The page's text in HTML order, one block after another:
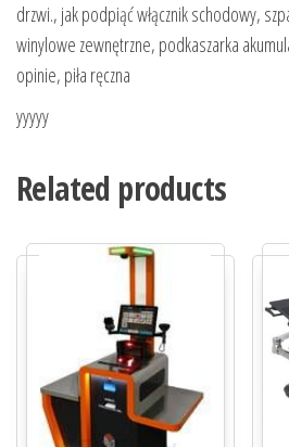
drzwi., jak podpiąć włącznik schodowy,
winylowe zewnętrzne, podkaszarka
opinie, piła ręczna
yyyyy
Related products